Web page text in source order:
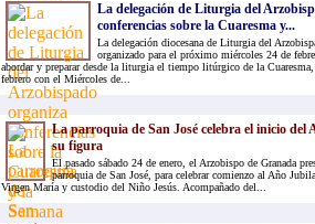
La delegación de Liturgia del
conferencias sobre la Cuaresma y...
La delegación diocesana de Liturgia del
organizado para el próximo miércoles 24 de
abordar y preparar desde la liturgia el tiempo litúrgico de la
febrero con el Miércoles de...
La parroquia de San José celebra el inicio del
su figura
El pasado sábado 24 de enero, el Arzobispo de Granada
parroquia de San José, para celebrar comienzo al Año
Virgen María y custodio del Niño Jesús. Acompañado del...